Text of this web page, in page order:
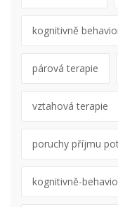
kognitivně
párová terapie
vztahová terapie
poruchy příjmu
kognitivně-